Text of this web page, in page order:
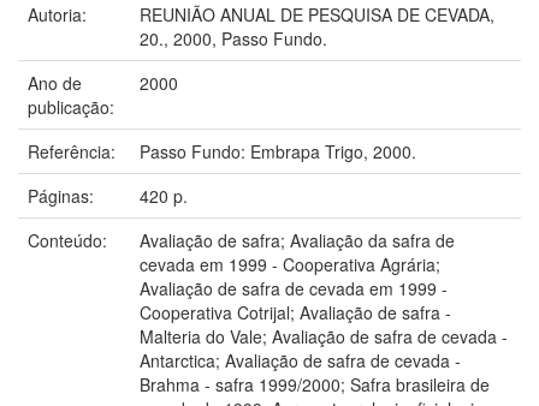
Autoria:
REUNIÃO ANUAL DE PESQUISA DE CEVADA,
20., 2000, Passo Fundo.
Ano de
publicação:
2000
Referência:
Passo Fundo: Embrapa Trigo, 2000.
Páginas:
420 p.
Conteúdo:
Avaliação de safra; Avaliação da safra de
cevada em 1999 - Cooperativa Agrária;
Avaliação de safra de cevada em 1999 -
Cooperativa Cotrijal; Avaliação de safra -
Malteria do Vale; Avaliação de safra de cevada -
Antarctica; Avaliação de safra de cevada -
Brahma - safra 1999/2000; Safra brasileira de